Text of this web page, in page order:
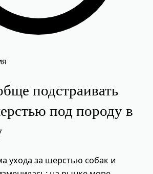
подстраивать
под породу в
ухода за шерстью собак и